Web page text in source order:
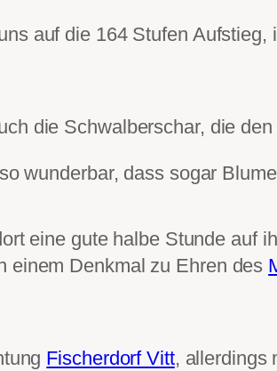
auf die 164 Stufen
die Schwalberschar, die
wunderbar, dass sogar
eine gute halbe Stunde auf
einem Denkmal zu Ehren des
Fischerdorf Vitt, allerdings